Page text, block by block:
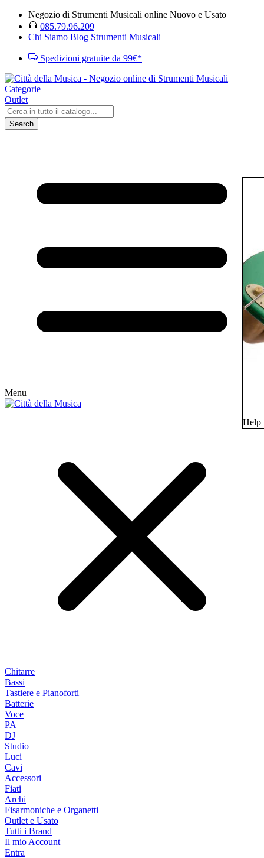
Negozio di Strumenti Musicali online Nuovo e Usato
085.79.96.209
Chi Siamo Blog Strumenti Musicali
Spedizioni gratuite da 99€*
Categorie
Outlet
Search
Menu
Chitarre
Bassi
Tastiere e Pianoforti
Batterie
Voce
PA
DJ
Studio
Luci
Cavi
Accessori
Fiati
Archi
Fisarmoniche e Organetti
Outlet e Usato
Tutti i Brand
Il mio Account
Entra
Help